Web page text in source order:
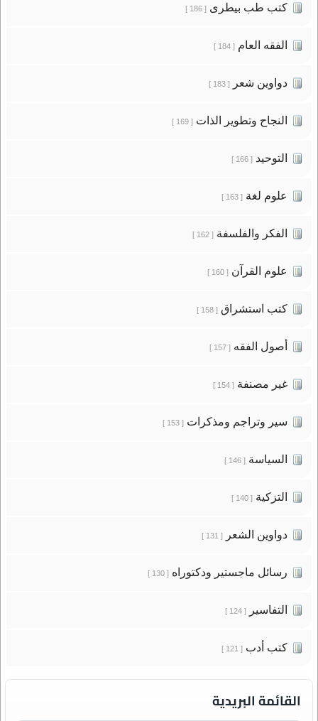
كتب طب بيطرى[ 186 ]
الفقه العام[ 184 ]
دواوين شعر[ 183 ]
النجاح وتطوير الذات[ 169 ]
التوحيد[ 166 ]
علوم لغة[ 163 ]
الفكر والفلسفة[ 162 ]
علوم القرآن[ 160 ]
كتب استشراق[ 158 ]
أصول الفقه[ 157 ]
غير مصنفة[ 154 ]
سير وتراجم ومذكرات[ 153 ]
السياسة[ 146 ]
التزكية[ 140 ]
دواوين الشعر[ 131 ]
رسائل ماجستير ودكتوراه[ 130 ]
التفاسير[ 124 ]
كتب أدب[ 121 ]
القائمة البريدية